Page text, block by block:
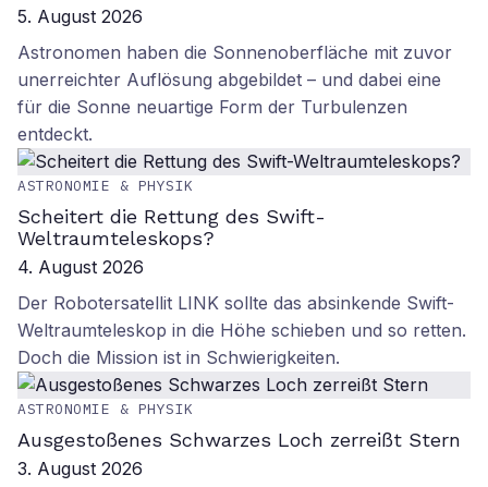
5. August 2026
Astronomen haben die Sonnenoberfläche mit zuvor
unerreichter Auflösung abgebildet – und dabei eine
für die Sonne neuartige Form der Turbulenzen
entdeckt.
ASTRONOMIE & PHYSIK
Scheitert die Rettung des Swift-
Weltraumteleskops?
4. August 2026
Der Robotersatellit LINK sollte das absinkende Swift-
Weltraumteleskop in die Höhe schieben und so retten.
Doch die Mission ist in Schwierigkeiten.
ASTRONOMIE & PHYSIK
Ausgestoßenes Schwarzes Loch zerreißt Stern
3. August 2026